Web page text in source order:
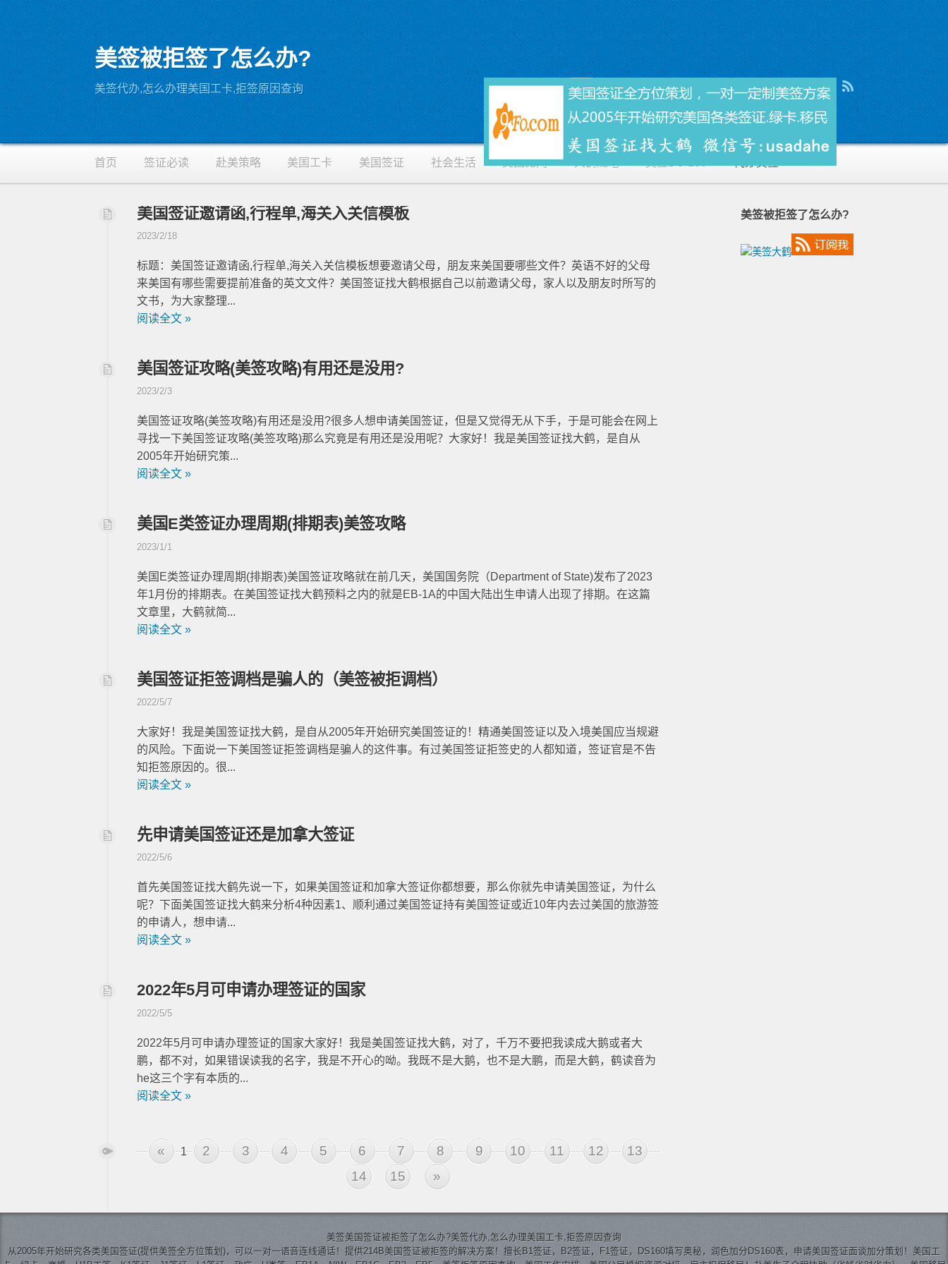
美签被拒签了怎么办?
美签代办,怎么办理美国工卡,拒签原因查询
RSS
首页 签证必读 赴美策略 美国工卡 美国签证 社会生活 美国见闻
美国签证邀请函,行程单,海关入关信模板
2023/2/18
标题：美国签证邀请函,行程单,海关入关信模板想要邀请父母，朋友来美国要哪些文件？英语不好的父母
来美国有哪些需要提前准备的英文文件？美国签证找大鹤根据自己以前邀请父母，家人以及朋友时所写的
文书，为大家整理...
阅读全文 »
美国签证攻略(美签攻略)有用还是没用?
2023/2/3
美国签证攻略(美签攻略)有用还是没用?很多人想申请美国签证，但是又觉得无从下手，于是可能会在网上
寻找一下美国签证攻略(美签攻略)那么究竟是有用还是没用呢？大家好！我是美国签证找大鹤，是自从
2005年开始研究策...
阅读全文 »
美国E类签证办理周期(排期表)美签攻略
2023/1/1
美国E类签证办理周期(排期表)美国签证攻略就在前几天，美国国务院（Department of State)发布了2023
年1月份的排期表。在美国签证找大鹤预料之内的就是EB-1A的中国大陆出生申请人出现了排期。在这篇
文章里，大鹤就简...
阅读全文 »
美国签证拒签调档是骗人的（美签被拒调档）
2022/5/7
大家好！我是美国签证找大鹤，是自从2005年开始研究美国签证的！精通美国签证以及入境美国应当规避
的风险。下面说一下美国签证拒签调档是骗人的这件事。有过美国签证拒签史的人都知道，签证官是不告
知拒签原因的。很...
阅读全文 »
先申请美国签证还是加拿大签证
2022/5/6
首先美国签证找大鹤先说一下，如果美国签证和加拿大签证你都想要，那么你就先申请美国签证，为什么
呢？下面美国签证找大鹤来分析4种因素1、顺利通过美国签证持有美国签证或近10年内去过美国的旅游签
的申请人，想申请...
阅读全文 »
2022年5月可申请办理签证的国家
2022/5/5
2022年5月可申请办理签证的国家大家好！我是美国签证找大鹤，对了，千万不要把我读成大鹅或者大
鹏，都不对，如果错误读我的名字，我是不开心的呦。我既不是大鹅，也不是大鹏，而是大鹤，鹤读音为
he这三个字有本质的...
阅读全文 »
« 1 2 3 4 5 6 7 8 9 10 11 12
13
14
15 »
美签被拒签了怎么办?
美签美国签证被拒签了怎么办?美签代办,怎么办理美国工卡,拒签原因查询
从2005年开始研究各类美国签证(提供美签全方位策划)，可以一对一语音连线通话！提供214B美国签证被拒签的解决方案！擅长B1签证，B2签证，F1签证，DS160填写奥秘，润色加分DS160表，申请美国签证面谈加分策划！美国工